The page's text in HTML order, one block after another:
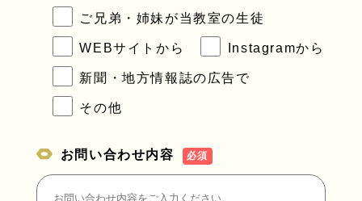
ご兄弟・姉妹が当教室の生徒
WEBサイトから Instagramから
新聞・地方情報誌の広告で
その他
お問い合わせ内容 必須